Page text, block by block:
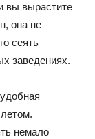
вы вырастите
она не
сеять
заведениях.
немало